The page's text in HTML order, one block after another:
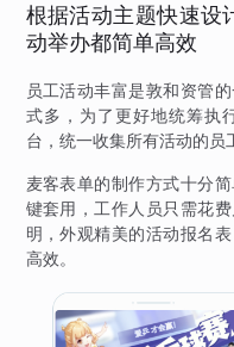
根据活动主题快速设
动举办都简单高效
员工活动丰富是敦和资管
式多，为了更好地统筹执
台，统一收集所有活动的员
麦客表单的制作方式十分
键套用，工作人员只需花
明，外观精美的活动报名
高效。